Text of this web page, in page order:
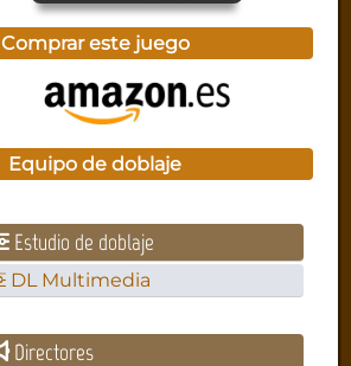
Comprar este juego
Equipo de doblaje
Estudio de doblaje
DL Multimedia
Directores